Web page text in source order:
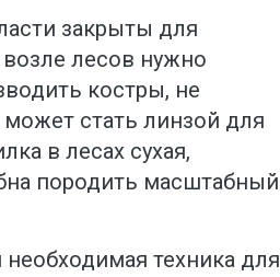
закрыты для
лесов нужно
костры, не
стать линзой для
в лесах сухая,
породить масштабный
техника для